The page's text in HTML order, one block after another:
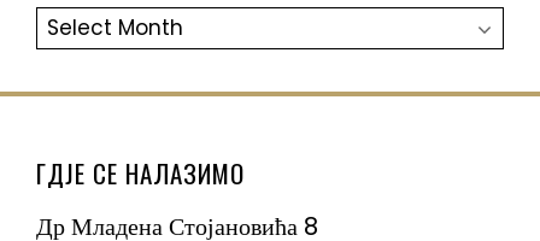
АРХИВА
ГДЈЕ СЕ НАЛАЗИМО
Др Младена Стојановића 8